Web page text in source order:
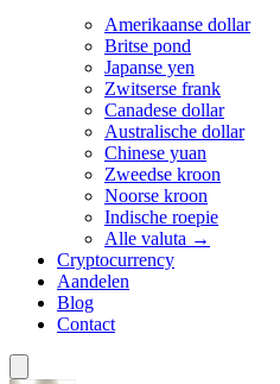
Amerikaanse dollar
Britse pond
Japanse yen
Zwitserse frank
Canadese dollar
Australische dollar
Chinese yuan
Zweedse kroon
Noorse kroon
Indische roepie
Alle valuta →
Cryptocurrency
Aandelen
Blog
Contact